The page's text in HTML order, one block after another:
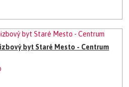
byt Staré Mesto - Centrum